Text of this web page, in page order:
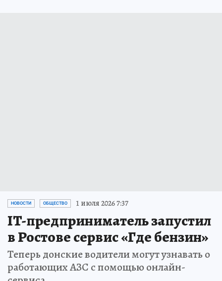
НОВОСТИ ОБЩЕСТВО 1 июля 2026 7:37
IT-предприниматель запустил
в Ростове сервис «Где бензин»
Теперь донские водители могут узнавать о
работающих АЗС с помощью онлайн-